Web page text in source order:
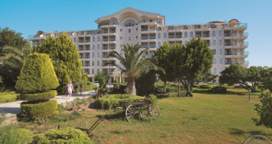
Drabužių skalbimo paslaugos
Interneto kavinė 1
SPA centras
Drabužių valymo paslaugos
Kirpykla
Barai: 5
Uždari baseinai: 1
Konferencijų salės: 1
Restoranai: 1
A la carte restoranai: 3
Baseinai: 1